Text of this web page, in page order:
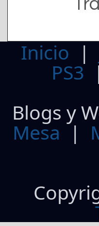
Inicio |
PS3
Blogs y
Mesa |